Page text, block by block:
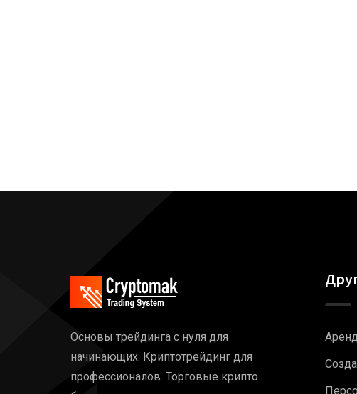
Основы трейдинга с нуля для
начинающих. Криптотрейдинг для
профессионалов. Торговые крипто